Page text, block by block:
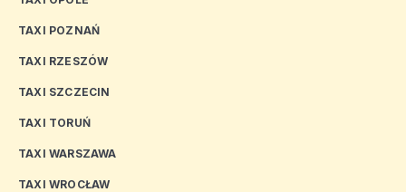
TAXI POZNAŃ
TAXI RZESZÓW
TAXI SZCZECIN
TAXI TORUŃ
TAXI WARSZAWA
TAXI WROCŁAW